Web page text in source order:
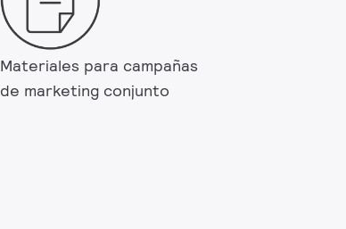
Materiales para campañas
de marketing conjunto